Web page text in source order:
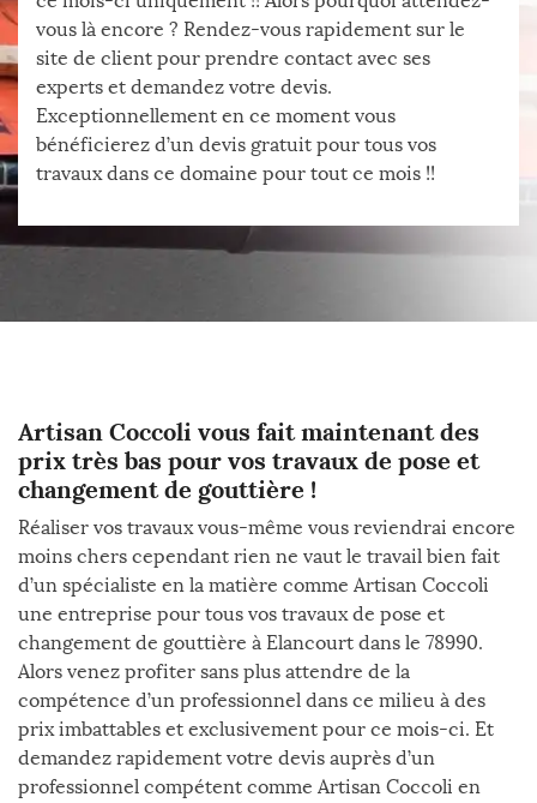
vous là encore ? Rendez-vous rapidement sur le
site de client pour prendre contact avec ses
experts et demandez votre devis.
Exceptionnellement en ce moment vous
bénéficierez d’un devis gratuit pour tous vos
travaux dans ce domaine pour tout ce mois !!
Artisan Coccoli vous fait maintenant des
prix très bas pour vos travaux de pose et
changement de gouttière !
Réaliser vos travaux vous-même vous reviendrai encore
moins chers cependant rien ne vaut le travail bien fait
d’un spécialiste en la matière comme Artisan Coccoli
une entreprise pour tous vos travaux de pose et
changement de gouttière à Elancourt dans le 78990.
Alors venez profiter sans plus attendre de la
compétence d’un professionnel dans ce milieu à des
prix imbattables et exclusivement pour ce mois-ci. Et
demandez rapidement votre devis auprès d’un
professionnel compétent comme Artisan Coccoli en